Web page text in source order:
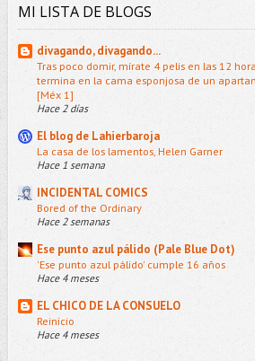
MI LISTA DE BLOGS
divagando, divagando...
Tras poco domir, mírate 4 pelis en las 12
termina en la cama esponjosa de un
[Méx 1]
Hace 2 días
El blog de Lahierbaroja
La casa de los lamentos, Helen Garner
Hace 1 semana
INCIDENTAL COMICS
Bored of the Ordinary
Hace 2 semanas
Ese punto azul pálido (Pale Blue Dot)
'Ese punto azul pálido' cumple 16 años
Hace 4 meses
EL CHICO DE LA CONSUELO
Reinicio
Hace 4 meses